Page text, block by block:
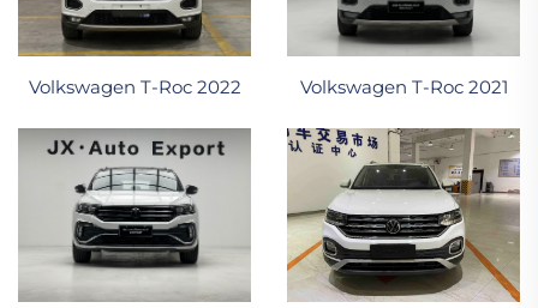
Volkswagen T-Roc 2022 Volkswagen T-Roc 2021